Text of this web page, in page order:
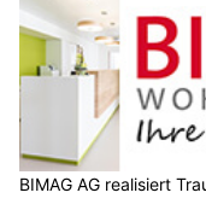
BIMAG AG realisiert